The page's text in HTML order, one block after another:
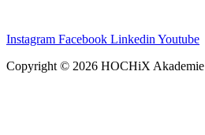
Instagram Facebook Linkedin Youtube
Copyright © 2026 HOCHiX Akademie